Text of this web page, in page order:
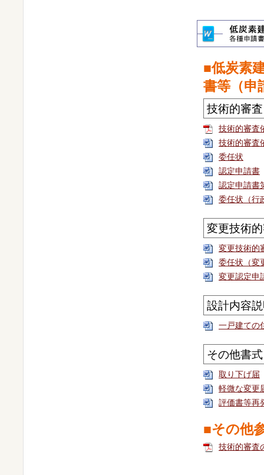
■低炭素
書等（申
技術的審査
技術的審査
技術的審査
委任状
認定申請書
認定申請書
委任状（行
変更技術
変更技術的
委任状（変
変更認定申
設計内容
一戸建ての
その他書式
取り下げ届
軽微な変更
評価書等再
■その他
技術的審査